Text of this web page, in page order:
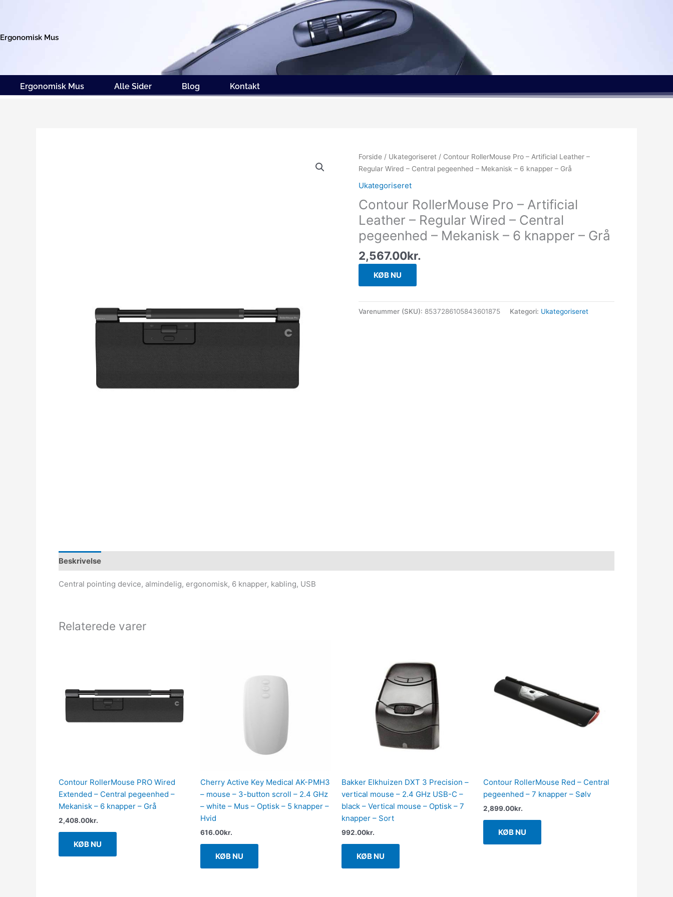
Ergonomisk Mus
Ergonomisk Mus Alle Sider Blog Kontakt
Forside / Ukategoriseret / Contour RollerMouse Pro – Artificial Leather –
Regular Wired – Central pegeenhed – Mekanisk – 6 knapper – Grå
Ukategoriseret
Contour RollerMouse Pro – Artificial
Leather – Regular Wired – Central
pegeenhed – Mekanisk – 6 knapper – Grå
2,567.00kr.
KØB NU
Varenummer (SKU): 8537286105843601875 Kategori: Ukategoriseret
Beskrivelse
Central pointing device, almindelig, ergonomisk, 6 knapper, kabling, USB
Relaterede varer
Contour RollerMouse PRO Wired
Extended – Central pegeenhed –
Mekanisk – 6 knapper – Grå
2,408.00kr.
KØB NU
Cherry Active Key Medical AK-PMH3
– mouse – 3-button scroll – 2.4 GHz
– white – Mus – Optisk – 5 knapper –
Hvid
616.00kr.
KØB NU
Bakker Elkhuizen DXT 3 Precision –
vertical mouse – 2.4 GHz USB-C –
black – Vertical mouse – Optisk – 7
knapper – Sort
992.00kr.
KØB NU
Contour RollerMouse Red – Central
pegeenhed – 7 knapper – Sølv
2,899.00kr.
KØB NU